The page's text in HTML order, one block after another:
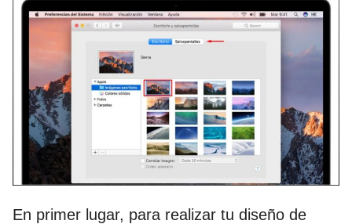
En primer lugar, para realizar tu diseño de